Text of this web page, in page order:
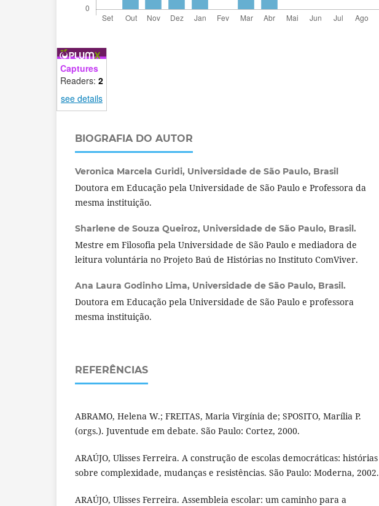
Captures
Readers: 2
see details
BIOGRAFIA DO AUTOR
Veronica Marcela Guridi, Universidade de São Paulo, Brasil
Doutora em Educação pela Universidade de São Paulo e Professora da
mesma instituição.
Sharlene de Souza Queiroz, Universidade de São Paulo, Brasil.
Mestre em Filosofia pela Universidade de São Paulo e mediadora de
leitura voluntária no Projeto Baú de Histórias no Instituto ComViver.
Ana Laura Godinho Lima, Universidade de São Paulo, Brasil.
Doutora em Educação pela Universidade de São Paulo e professora
mesma instituição.
REFERÊNCIAS
ABRAMO, Helena W.; FREITAS, Maria Virgínia de; SPOSITO, Marília P.
(orgs.). Juventude em debate. São Paulo: Cortez, 2000.
ARAÚJO, Ulisses Ferreira. A construção de escolas democráticas: histórias
sobre complexidade, mudanças e resistências. São Paulo: Moderna, 2002.
ARAÚJO, Ulisses Ferreira. Assembleia escolar: um caminho para a